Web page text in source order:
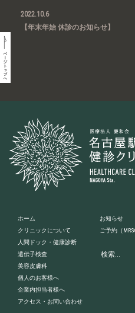
2022.10.6
【年末年始 休診のお知らせ】
ホーム
クリニックについて
人間ドック・健康診断
遺伝子検査
美容皮膚科
個人のお客様へ
企業内担当者様へ
アクセス・お問い合わせ
お知らせ
ご予約 （